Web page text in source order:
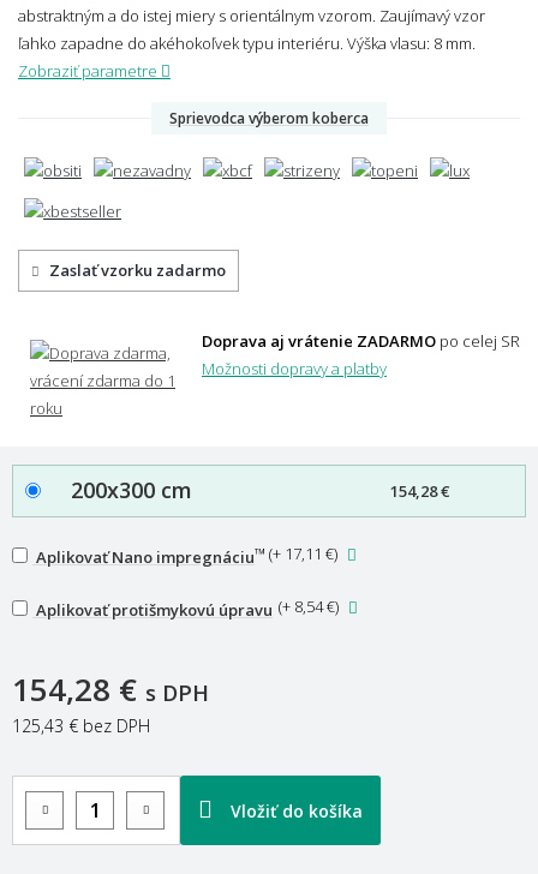
abstraktným a do istej miery s orientálnym vzorom. Zaujímavý vzor
ľahko zapadne do akéhokoľvek typu interiéru. Výška vlasu: 8 mm.
Zobraziť parametre
Sprievodca výberom koberca
Zaslať vzorku zadarmo
Doprava aj vrátenie ZADARMO po celej SR
Možnosti dopravy a platby
200x300 cm 154,28 €
Aplikovať Nano impregnáciu™ (+ 17,11 €)
Aplikovať protišmykovú úpravu (+ 8,54 €)
154,28 € s DPH
125,43 € bez DPH
Vložiť do košíka